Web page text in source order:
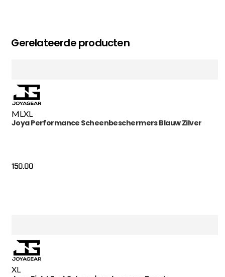
Gerelateerde producten
MLXL
Joya Performance Scheenbeschermers Blauw Zilver
150.00
XL